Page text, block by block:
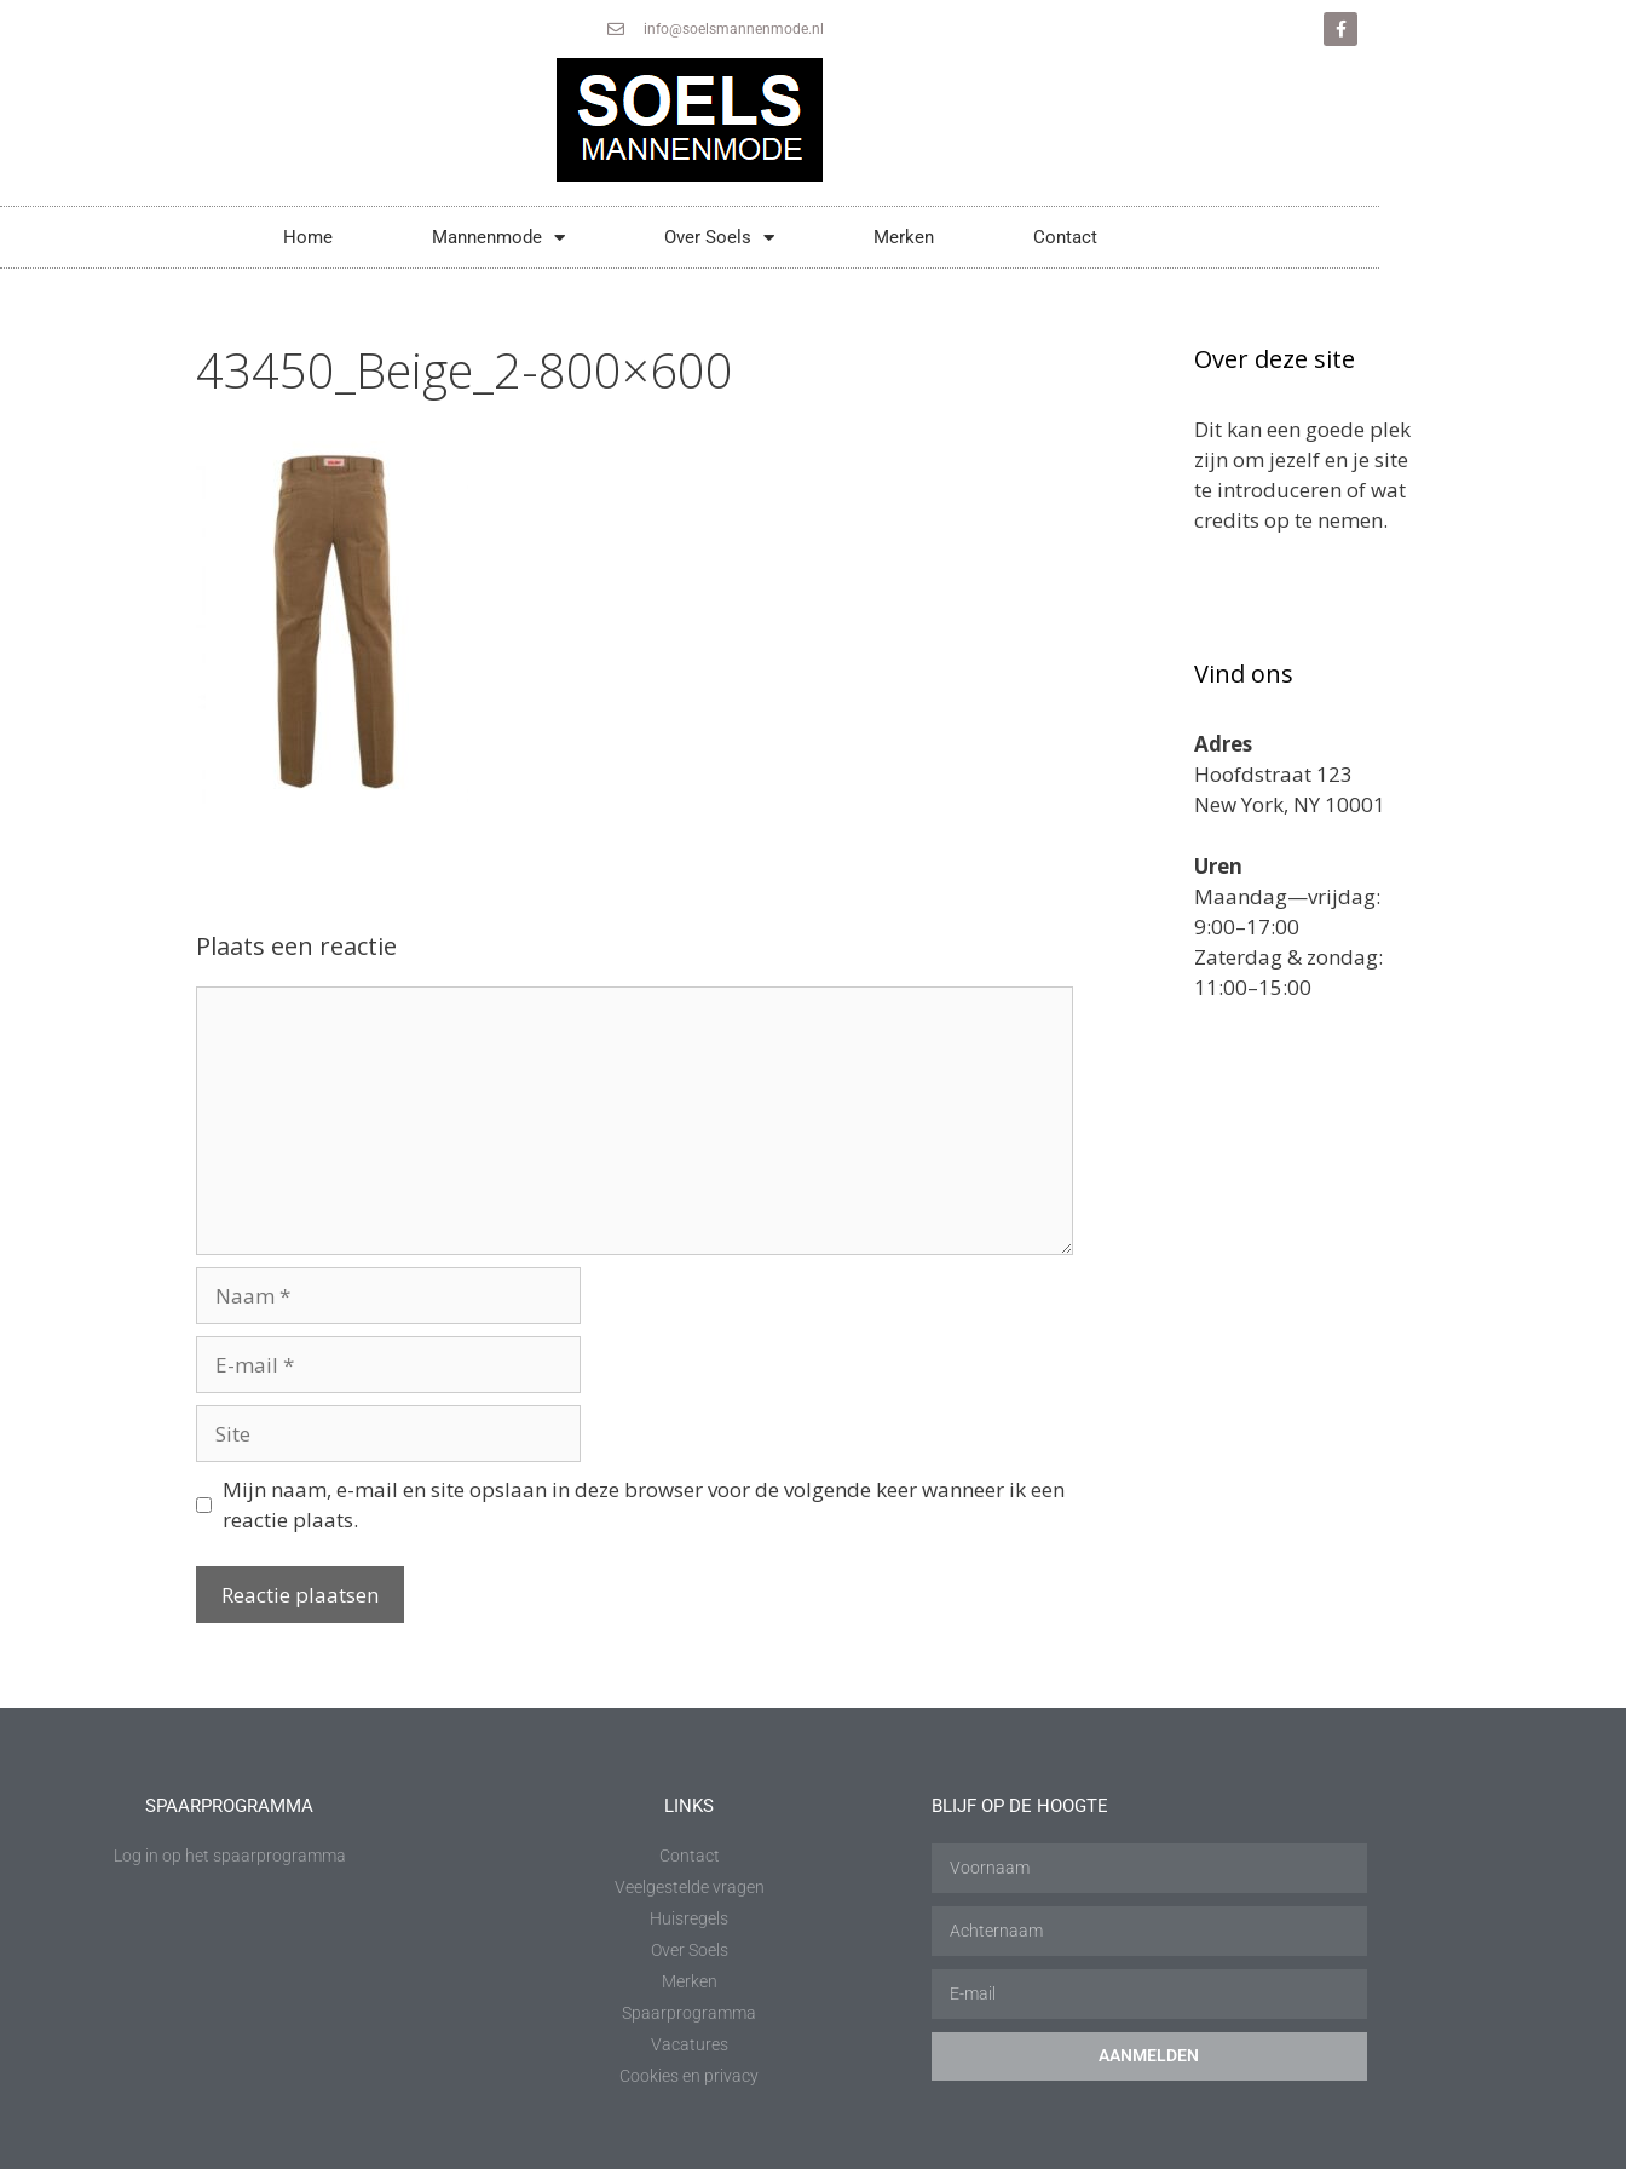
info@soelsmannenmode.nl
Home Mannenmode Over Soels Merken Contact
43450_Beige_2-800×600
Plaats een reactie
Mijn naam, e-mail en site opslaan in deze browser voor de volgende keer wanneer ik een
reactie plaats.
Over deze site
Dit kan een goede plek
zijn om jezelf en je site
te introduceren of wat
credits op te nemen.
Vind ons
Adres
Hoofdstraat 123
New York, NY 10001
Uren
Maandag—vrijdag:
9:00–17:00
Zaterdag & zondag:
11:00–15:00
SPAARPROGRAMMA
Log in op het spaarprogramma
LINKS
Contact
Veelgestelde vragen
Huisregels
Over Soels
Merken
Spaarprogramma
Vacatures
Cookies en privacy
BLIJF OP DE HOOGTE
AANMELDEN